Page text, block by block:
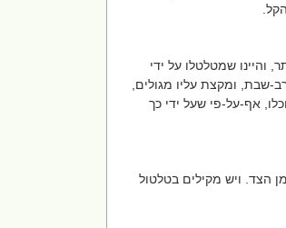
והיינו שמטלטלו על ידי
שבת, ומקצת עליו מגולים,
אף-על-פי שעל ידי כך
הצד. ויש מקילים בטלטול